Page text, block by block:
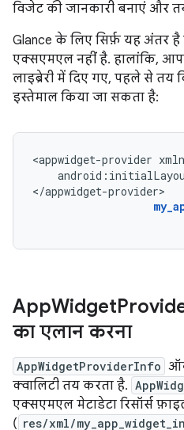
विजेट की जानकारी बनाएं और
Glance के लिए सिर्फ़ यह अंतर
एक्सएमएल नहीं है. हालांकि,
लाइब्रेरी में दिए गए, पहले से
इस्तेमाल किया जा सकता है:
<appwidget-provider
</appwidget-provider>
AppWidget
का एलान करना
AppWidgetProviderInfo
क्वालिटी तय करता है.
एक्सएमएल मेटाडेटा रिसॉर्स
( res/xml/